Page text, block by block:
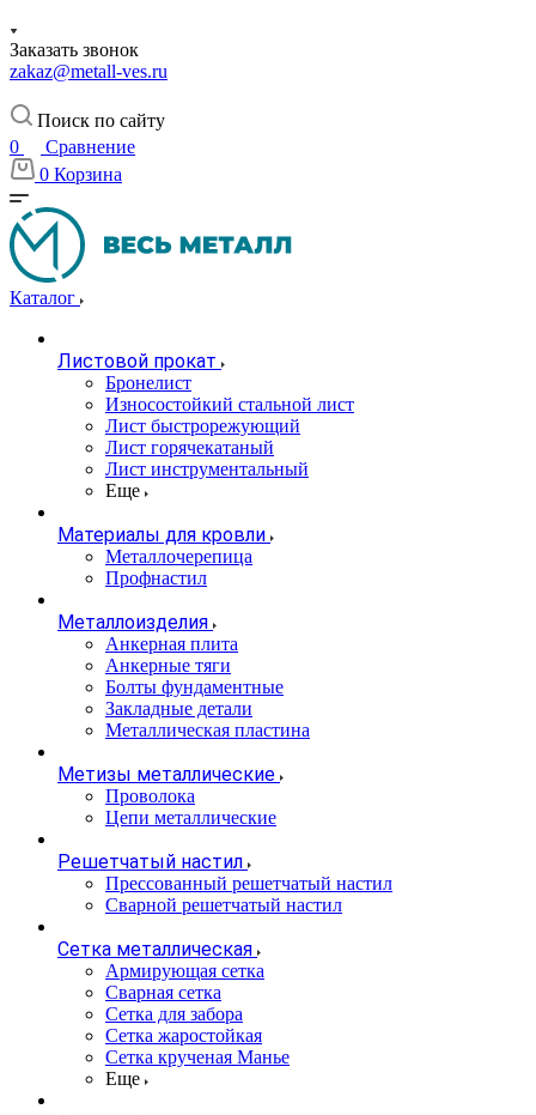
Заказать звонок
zakaz@metall-ves.ru
Поиск по сайту
0
Сравнение
0 Корзина
Каталог
Листовой прокат
Бронелист
Износостойкий стальной лист
Лист быстрорежующий
Лист горячекатаный
Лист инструментальный
Еще
Материалы для кровли
Металлочерепица
Профнастил
Металлоизделия
Анкерная плита
Анкерные тяги
Болты фундаментные
Закладные детали
Металлическая пластина
Метизы металлические
Проволока
Цепи металлические
Решетчатый настил
Прессованный решетчатый настил
Сварной решетчатый настил
Сетка металлическая
Армирующая сетка
Сварная сетка
Сетка для забора
Сетка жаростойкая
Сетка крученая Манье
Еще